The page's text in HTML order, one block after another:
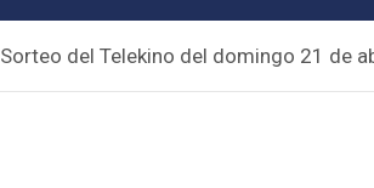
Sorteo del Telekino del domingo 21 de